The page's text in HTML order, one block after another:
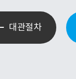
대관절차